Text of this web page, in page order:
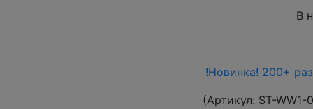
В
!Новинка! 200+
(Артикул: ST-